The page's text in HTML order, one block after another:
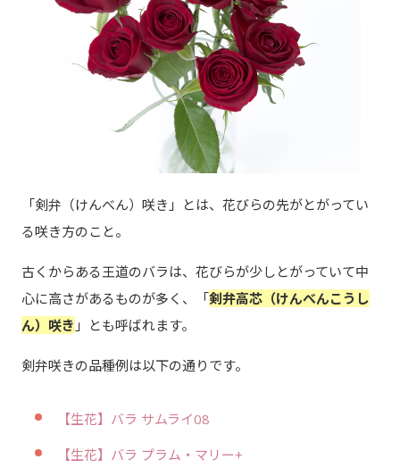
「剣弁（けんべん）咲き」とは、花びらの先がとがってい
る咲き方のこと。
古くからある王道のバラは、花びらが少しとがっていて中
心に高さがあるものが多く、「剣弁高芯（けんべんこうし
ん）咲き 」とも呼ばれます。
剣弁咲きの品種例は以下の通りです。
【生花】バラ サムライ08
【生花】バラ プラム・マリー+